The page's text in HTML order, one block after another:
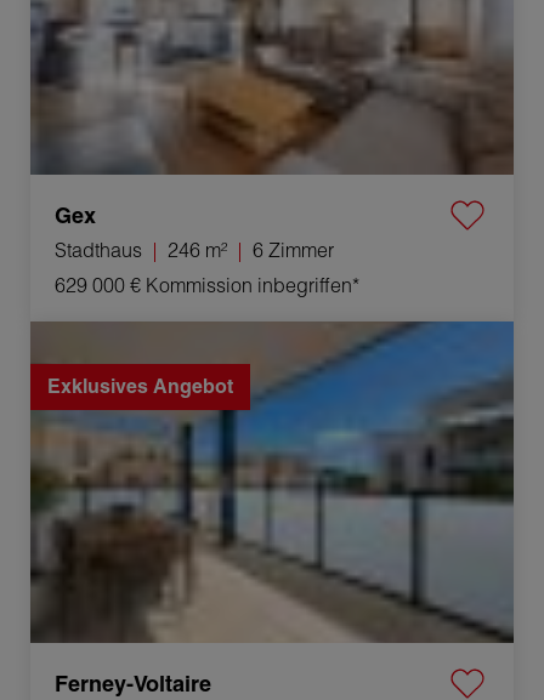
Gex
Stadthaus 246 m²
6 Zimmer
629 000 € Kommission inbegriffen*
Verkauf Appartement Ferney-Voltaire 4 Zimmer 86 m²
Exklusives Angebot
Ferney-Voltaire